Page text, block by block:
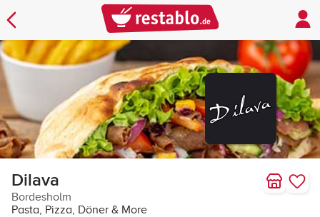
Dilava
Bordesholm
Pasta, Pizza, Döner & More